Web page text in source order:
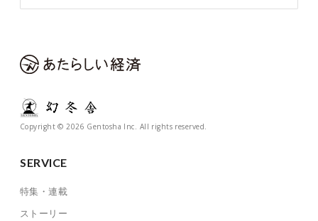
Copyright © 2026 Gentosha Inc. All rights reserved.
SERVICE
特集・連載
ストーリー